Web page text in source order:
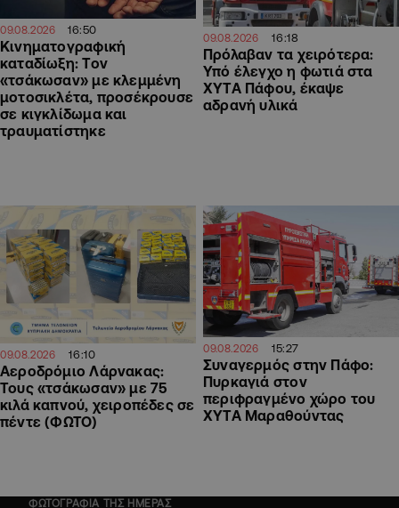
09.08.2026 16:50
Κινηματογραφική
καταδίωξη: Τον
«τσάκωσαν» με κλεμμένη
μοτοσικλέτα, προσέκρουσε
σε κιγκλίδωμα και
τραυματίστηκε
09.08.2026 16:18
Πρόλαβαν τα χειρότερα:
Υπό έλεγχο η φωτιά στα
ΧΥΤΑ Πάφου, έκαψε
αδρανή υλικά
09.08.2026 16:10
Αεροδρόμιο Λάρνακας:
Τους «τσάκωσαν» με 75
κιλά καπνού, χειροπέδες σε
πέντε (ΦΩΤΟ)
09.08.2026 15:27
Συναγερμός στην Πάφο:
Πυρκαγιά στον
περιφραγμένο χώρο του
ΧΥΤΑ Μαραθούντας
ΦΩΤΟΓΡΑΦΙΑ ΤΗΣ ΗΜΕΡΑΣ